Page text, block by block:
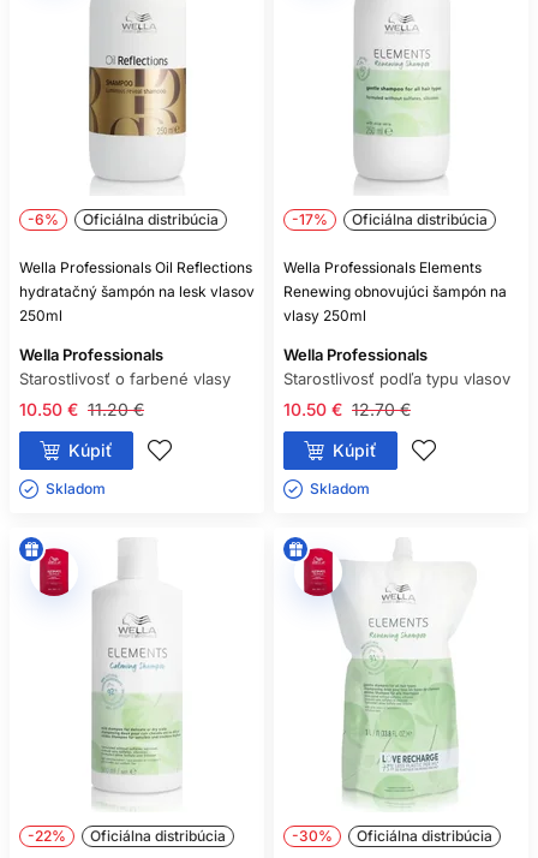
ČASTÉ OTÁZKY
ZÁKAZNÍKOV
AKO ČASTO POUŽÍVAŤ MASKU
NA SUCHÉ VLASY?
Zvyčajne raz až dvakrát týždenne, no riaďte sa návodom a
reakciou vlasov.
MÔŽU BYŤ KORIENKY MASTNÉ A
KONČEKY SUCHÉ?
Áno. Šampón sústreďte na pokožku a výživné produkty na
dĺžky.
JE OLEJ VHODNÝ NA MOKRÉ
ALEBO SUCHÉ VLASY?
Závisí od produktu. Malé množstvo možno často použiť na
DOKÁŽE KOZMETIKA OPRAVIŤ
ROZŠTIEPENÉ KONČEKY?
Môže ich dočasne uhladiť, ale trvalo ich odstráni až
POTREBUJÚ SUCHÉ VLASY
TEPELNÚ OCHRANU?
Áno, ak používate tepelné nástroje. Vyberte produkt s
výslovne uvedenou tepelnou ochranou.
-6% Oficiálna distribúcia
Wella Professionals Oil Reflections
hydratačný šampón na lesk vlasov
250ml
Wella Professionals
Starostlivosť o farbené vlasy
11.20 €
10.50 €
Kúpiť
Skladom ㅤ
-17% Oficiálna distribúcia
Wella Professionals Elements
Renewing obnovujúci šampón na
vlasy 250ml
Wella Professionals
Starostlivosť podľa typu vlasov
12.70 €
10.50 €
Kúpiť
Skladom ㅤ
-22% Oficiálna distribúcia -30% Oficiálna distribúcia